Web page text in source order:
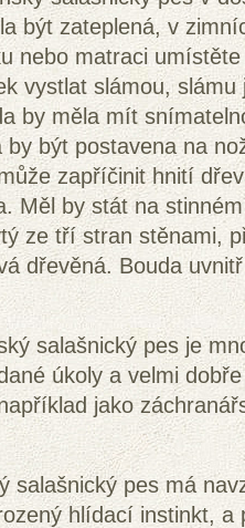
být zateplená, v
nebo matraci
vystlat slámou,
by měla mít
by být postavena na
zapříčinit hnití
Měl by stát na
ze tří stran stěnami,
dřevěná. Bouda
salašnický pes je
úkoly a velmi
jako
salašnický pes má
hlídací instinkt, a